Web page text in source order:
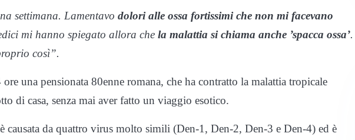
settimana. Lamentavo dolori alle ossa fortissimi che non mi facevano
mi hanno spiegato allora che la malattia si chiama anche ’spacca ossa’.
così”.
una pensionata 80enne romana, che ha contratto la malattia tropicale
di casa, senza mai aver fatto un viaggio esotico.
causata da quattro virus molto simili (Den-1, Den-2, Den-3 e Den-4) ed è